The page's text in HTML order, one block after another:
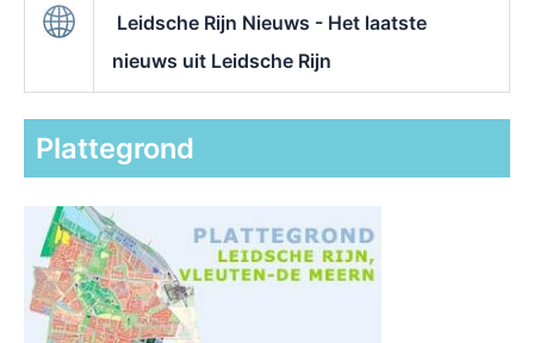
Leidsche Rijn Nieuws - Het laatste
nieuws uit Leidsche Rijn
Plattegrond